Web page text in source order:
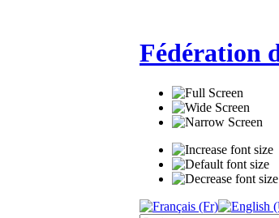
Fédération